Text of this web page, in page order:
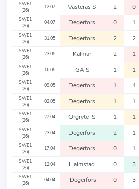
SWE1
(26)
12.07 Vasteras S 2 0
SWE1
(26)
04.07 Degerfors 0 1
SWE1
(26)
31.05 Degerfors 2 2
SWE1
(26)
23.05 Kalmar 2 1
SWE1
(26)
16.05 GAIS 1 1
SWE1
(26)
09.05 Degerfors 1 4
SWE1
(26)
02.05 Degerfors 1 1
SWE1
(26)
27.04 Orgryte IS 1 1
SWE1
(26)
23.04 Degerfors 2 1
SWE1
(26)
17.04 Degerfors 0 1
SWE1
(26)
12.04 Halmstad 0 3
SWE1
(26)
04.04 Degerfors 0 3